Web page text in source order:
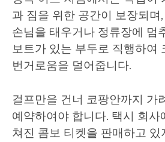
과 짐을 위한 공간이 보장되며
손님을 태우거나 정류장에 멈
보트가 있는 부두로 직행하여
번거로움을 덜어줍니다.
걸프만을 건너 코팡안까지 가
예약하여야 합니다. 택시 회사
쳐진 콤보 티켓을 판매하고 있